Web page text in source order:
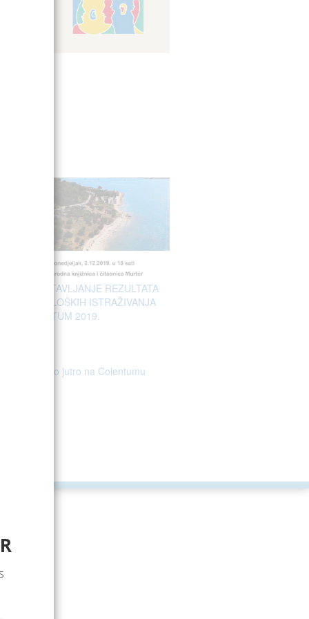
PREDSTAVLJANJE REZULTATA
ARHEOLOŠKIH ISTRAŽIVANJA
COLENTUM 2019.
Kreativno jutro na Colentumu